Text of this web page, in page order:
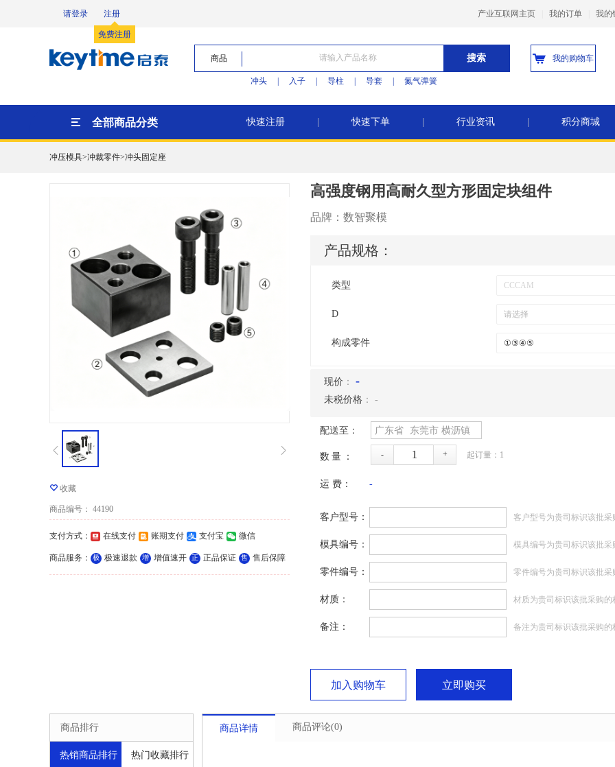
请登录 注册
免费注册
产业互联网主页 我的订单 我的
商品 搜索
冲头 入子 导柱 导套 氮气弹簧
我的购物车
全部商品分类 快速注册 快速下单 行业资讯 积分商城
冲压模具>冲裁零件>冲头固定座
收藏
商品编号 ： 44190
支付方式 ： 在线支付 账期支付 支付宝 微信
商品服务 ： 极 极速退款 增 增值速开 正 正品保证 售 售后保障
高强度钢用高耐久型方形固定块组件
品牌： 数智聚模
产品规格：
类型
D
构成零件
现价 ： -
未税价格 ： -
配送至： 广东省 东莞市 横沥镇
数量： - + 起订量： 1
运 费： -
客户型号： 客户型号为贵司标识该批采
模具编号： 模具编号为贵司标识该批采
零件编号： 零件编号为贵司标识该批采
材质： 材质为贵司标识该批采购的
备注： 备注为贵司标识该批采购的
加入购物车 立即购买
商品排行
热销商品排行 热门收藏排行
商品详情 商品评论(0)